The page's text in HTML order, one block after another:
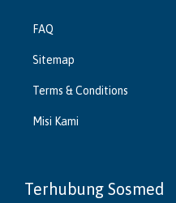
FAQ
Sitemap
Terms & Conditions
Misi Kami
Terhubung Sosmed